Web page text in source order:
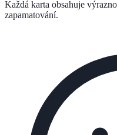
Každá karta obsahuje
zapamatování.